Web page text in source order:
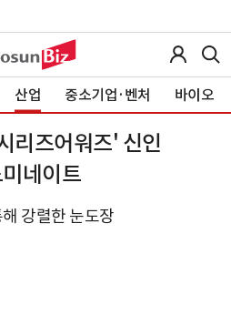
산업 중소기업·벤처 바이오
리즈어워즈' 신인
네이트
강렬한 눈도장